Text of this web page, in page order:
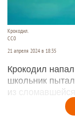
Крокодил.
СС0
21 апреля 2024 в 18:35
Крокодил
школьник
из